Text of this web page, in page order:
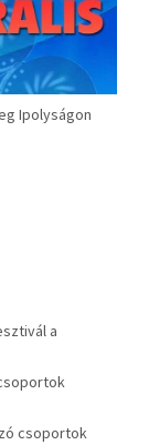
Ipolyságon
a
csoportok